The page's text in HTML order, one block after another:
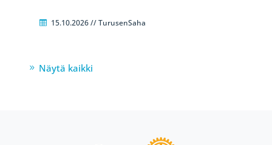
15.10.2026 // TurusenSaha
Näytä kaikki